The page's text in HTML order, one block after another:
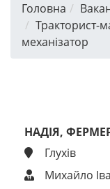
Головна
Тракторист-
механізатор
НАДІЯ,
Глухів
Михайло